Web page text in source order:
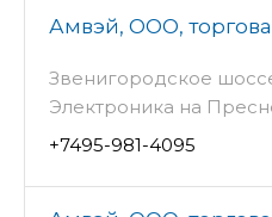
Амвэй, ООО,
Звенигородское
Электроника на
+7495-981-4095